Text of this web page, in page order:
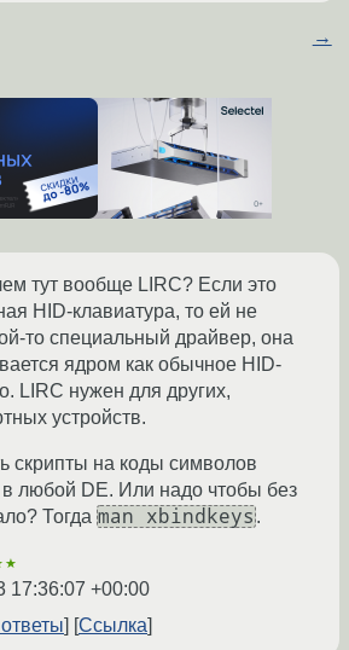
→
тут вообще LIRC? Если это
HID-клавиатура, то ей не
то специальный драйвер, она
ядром как обычное HID-
LIRC нужен для других,
устройств.
скрипты на коды символов
любой DE. Или надо чтобы без
Тогда man xbindkeys .
17:36:07 +00:00
Ссылка